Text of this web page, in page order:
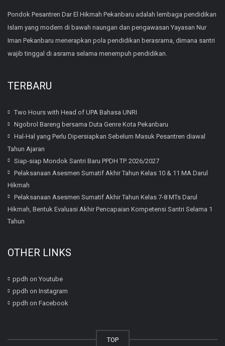
Pondok Pesantren Dar El Hikmah Pekanbaru adalah lembaga pendidikan
Islam yang modern di bawah naungan dan pengawasan Yayasan Nur
Iman Pekanbaru menerapkan pola pendidikan berasrama, dimana santri
wajib tinggal di asrama selama menempuh pendidikan.
TERBARU
Two Hours with Head of UPA Bahasa UNRI
Ngobrol Bareng bersama Duta Genre Kota Pekanbaru
Hal-Hal yang Perlu Dipersiapkan Sebelum Masuk Pesantren diawal
Tahun Ajaran
Siap-siap Mondok Santri Baru PPDH TP. 2026/2027
Pelaksanaan Asesmen Sumatif Akhir Tahun Kelas 10 & 11 MA Darul
Hikmah
Pelaksanaan Asesmen Sumatif Akhir Tahun Kelas 7-8 MTs Darul
Hikmah, Bentuk Evaluasi Akhir Pencapaian Kompetensi Santri Selama 1
Tahun
OTHER LINKS
ppdh on Youtube
ppdh on Instagram
ppdh on Facebook
TOP